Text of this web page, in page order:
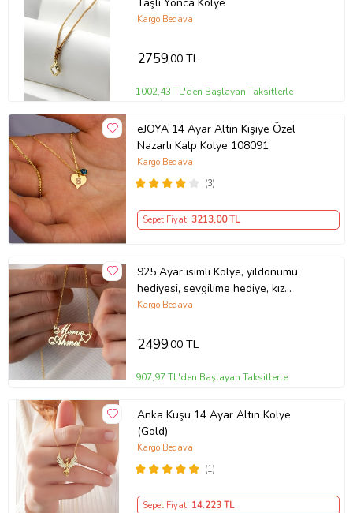
Kargo Bedava
2759,00 TL
1002,43 TL'den Başlayan Taksitlerle
eJOYA 14 Ayar Altın Kişiye Özel
Nazarlı Kalp Kolye 108091
(3)
Kargo Bedava
Sepet Fiyatı 3213,00 TL
925 Ayar isimli Kolye, yıldönümü
hediyesi, sevgilime hediye, kız
arkadaş hediyesi, doğum gününe
farklı hediye, özel hediye, karıma
Kargo Bedava
2499,00 TL
907,97 TL'den Başlayan Taksitlerle
Anka Kuşu 14 Ayar Altın Kolye
(Gold)
(1)
Kargo Bedava
Sepet Fiyatı 14.223TL